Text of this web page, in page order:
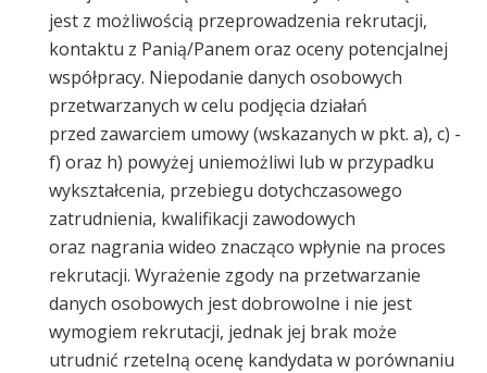
jest z możliwością przeprowadzenia rekrutacji,
kontaktu z Panią/Panem oraz oceny potencjalnej
współpracy. Niepodanie danych osobowych
przetwarzanych w celu podjęcia działań
przed zawarciem umowy (wskazanych w pkt. a), c) -
f) oraz h) powyżej uniemożliwi lub w przypadku
wykształcenia, przebiegu dotychczasowego
zatrudnienia, kwalifikacji zawodowych
oraz nagrania wideo znacząco wpłynie na proces
rekrutacji. Wyrażenie zgody na przetwarzanie
danych osobowych jest dobrowolne i nie jest
wymogiem rekrutacji, jednak jej brak może
utrudnić rzetelną ocenę kandydata w porównaniu